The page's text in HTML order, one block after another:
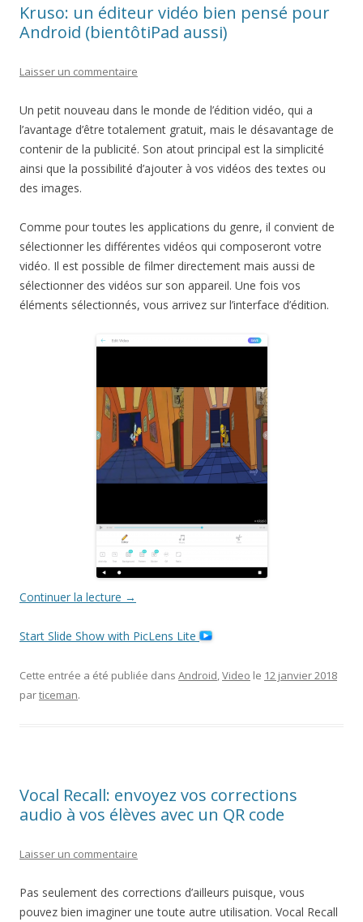
Kruso: un éditeur vidéo bien pensé pour
Android (bientôtiPad aussi)
Laisser un commentaire
Un petit nouveau dans le monde de l’édition vidéo, qui a
l’avantage d’être totalement gratuit, mais le désavantage de
contenir de la publicité. Son atout principal est la simplicité
ainsi que la possibilité d’ajouter à vos vidéos des textes ou
des images.
Comme pour toutes les applications du genre, il convient de
sélectionner les différentes vidéos qui composeront votre
vidéo. Il est possible de filmer directement mais aussi de
sélectionner des vidéos sur son appareil. Une fois vos
éléments sélectionnés, vous arrivez sur l’interface d’édition.
Continuer la lecture →
Start Slide Show with PicLens Lite
Cette entrée a été publiée dans Android,Video le 12 janvier 2018
particeman.
Vocal Recall: envoyez vos corrections
audio à vos élèves avec un QR code
Laisser un commentaire
Pas seulement des corrections d’ailleurs puisque, vous
pouvez bien imaginer une toute autre utilisation. Vocal Recall